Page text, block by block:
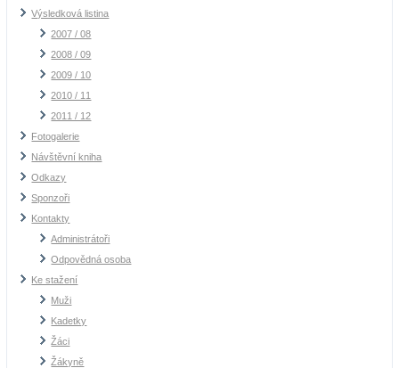
Výsledková listina
2007 / 08
2008 / 09
2009 / 10
2010 / 11
2011 / 12
Fotogalerie
Návštěvní kniha
Odkazy
Sponzoři
Kontakty
Administrátoři
Odpovědná osoba
Ke stažení
Muži
Kadetky
Žáci
Žákyně